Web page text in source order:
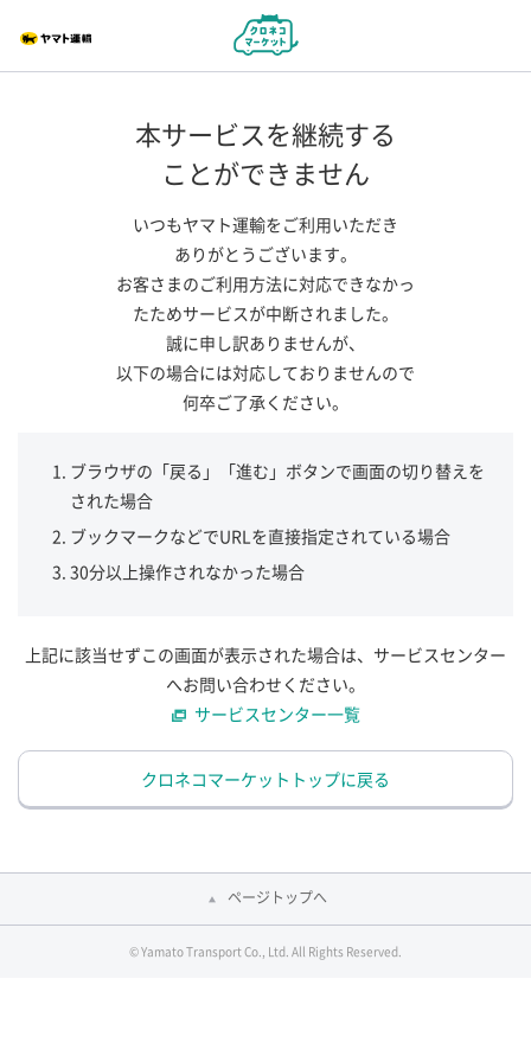
本サービスを継続する
ことができません
いつもヤマト運輸をご利用いただき
ありがとうございます。
お客さまのご利用方法に対応できなかっ
たためサービスが中断されました。
誠に申し訳ありませんが、
以下の場合には対応しておりませんので
何卒ご了承ください。
ブラウザの「戻る」「進む」ボタンで画面の切り替えを
された場合
ブックマークなどでURLを直接指定されている場合
30分以上操作されなかった場合
上記に該当せずこの画面が表示された場合は、サービスセンター
へお問い合わせください。
サービスセンター一覧
クロネコマーケットトップに戻る
ページトップへ
© Yamato Transport Co., Ltd. All Rights Reserved.